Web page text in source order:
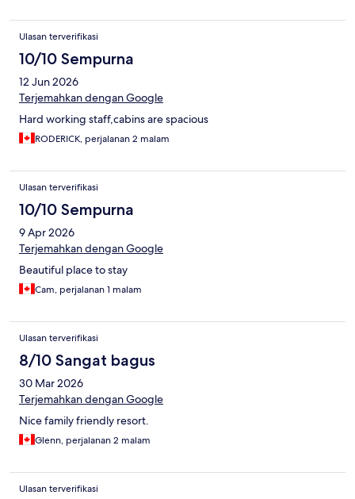
Ulasan terverifikasi
10/10 Sempurna
12 Jun 2026
Terjemahkan dengan Google
Hard working staff,cabins are spacious
RODERICK, perjalanan 2 malam
Ulasan terverifikasi
10/10 Sempurna
9 Apr 2026
Terjemahkan dengan Google
Beautiful place to stay
Cam, perjalanan 1 malam
Ulasan terverifikasi
8/10 Sangat bagus
30 Mar 2026
Terjemahkan dengan Google
Nice family friendly resort.
Glenn, perjalanan 2 malam
Ulasan terverifikasi